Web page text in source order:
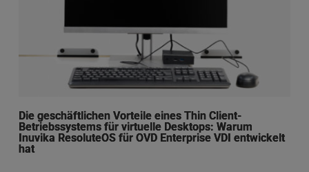
Die geschäftlichen Vorteile eines Thin Client-
Betriebssystems für virtuelle Desktops: Warum
Inuvika ResoluteOS für OVD Enterprise VDI entwickelt
hat